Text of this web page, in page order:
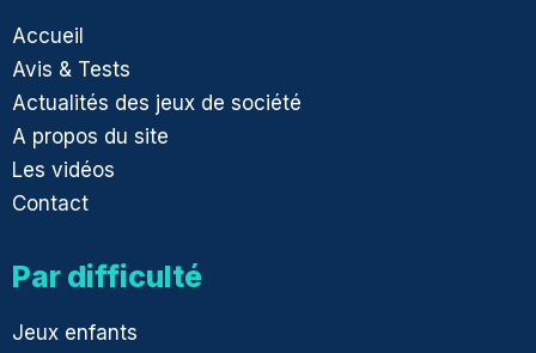
Accueil
Avis & Tests
Actualités des jeux de société
A propos du site
Les vidéos
Contact
Par difficulté
Jeux enfants